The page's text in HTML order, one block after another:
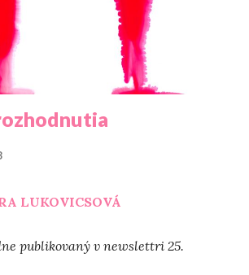
LUKOVICSOVÁ
publikovaný v newslettri 25.